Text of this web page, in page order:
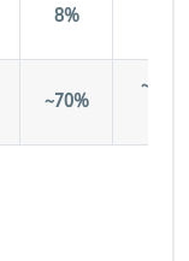
8%
~70%